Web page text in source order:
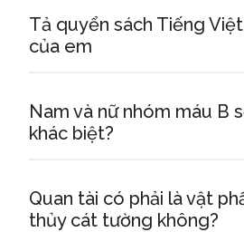
Tả quyển sách Tiếng
của em
Nam và nữ nhóm máu B
khác biệt?
Quan tài có phải là vật
thủy cát tường không?